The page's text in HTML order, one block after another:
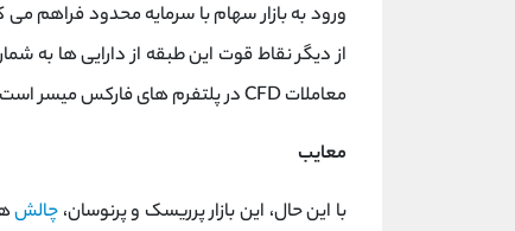
ورود به بازار سهام با سرمایه محدود فراهم
از دیگر نقاط قوت این طبقه از دارایی ‌ها به
معاملات CFD در پلتفرم ‌های فارکس میسر است.
معایب
با این حال، این بازار پرریسک و پرنوسان،چالش‌